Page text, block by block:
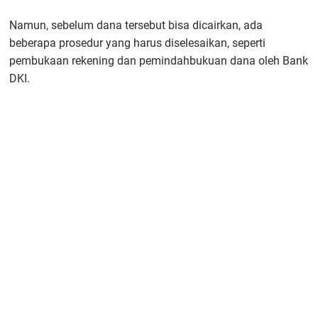
Namun, sebelum dana tersebut bisa dicairkan, ada
beberapa prosedur yang harus diselesaikan, seperti
pembukaan rekening dan pemindahbukuan dana oleh Bank
DKI.